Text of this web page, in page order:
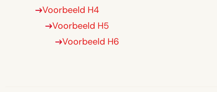
Voorbeeld H4
Voorbeeld H5
Voorbeeld H6